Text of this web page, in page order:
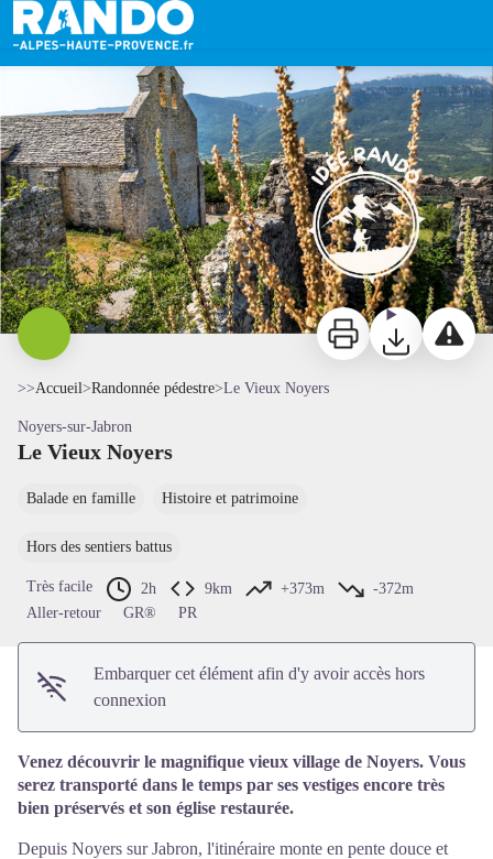
Le Vieux Noyers
Vieux Noyers - CD04
Voir l'image en plein écran
ImprimerTéléchargerSignaler
>>Accueil>Randonnée pédestre>Le Vieux Noyers
Noyers-sur-Jabron
Le Vieux Noyers
Balade en famille Histoire et patrimoine
Hors des sentiers battus
Très facile 2h 9km +373m
-372m
Aller-retour
GR® PR
Embarquer cet élément afin d'y avoir accès hors
connexion
Venez découvrir le magnifique vieux village de Noyers. Vous
serez transporté dans le temps par ses vestiges encore très
bien préservés et son église restaurée.
Depuis Noyers sur Jabron, l'itinéraire monte en pente douce et